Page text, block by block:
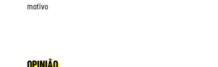
motivo
OPINIÃO